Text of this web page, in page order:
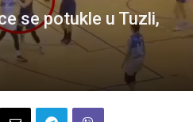
se potukle u Tuzli,